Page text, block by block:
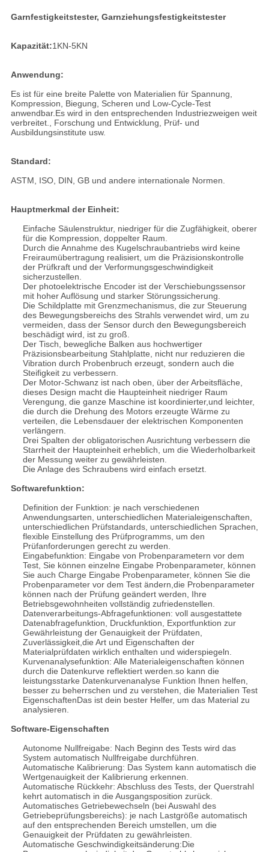
Garnfestigkeitstester, Garnziehungsfestigkeitstester
Kapazität:1KN-5KN
Anwendung:
Es ist für eine breite Palette von Materialien für Spannung,
Kompression, Biegung, Scheren und Low-Cycle-Test
anwendbar.Es wird in den entsprechenden Industriezweigen weit
verbreitet., Forschung und Entwicklung, Prüf- und
Ausbildungsinstitute usw.
Standard:
ASTM, ISO, DIN, GB und andere internationale Normen.
Hauptmerkmal der Einheit:
Einfache Säulenstruktur, niedriger für die Zugfähigkeit, oberer
für die Kompression, doppelter Raum.
Durch die Annahme des Kugelschraubantriebs wird keine
Freiraumübertragung realisiert, um die Präzisionskontrolle
der Prüfkraft und der Verformungsgeschwindigkeit
sicherzustellen.
Der photoelektrische Encoder ist der Verschiebungssensor
mit hoher Auflösung und starker Störungssicherung.
Die Schildplatte mit Grenzmechanismus, die zur Steuerung
des Bewegungsbereichs des Strahls verwendet wird, um zu
vermeiden, dass der Sensor durch den Bewegungsbereich
beschädigt wird, ist zu groß.
Der Tisch, bewegliche Balken aus hochwertiger
Präzisionsbearbeitung Stahlplatte, nicht nur reduzieren die
Vibration durch Probenbruch erzeugt, sondern auch die
Steifigkeit zu verbessern.
Der Motor-Schwanz ist nach oben, über der Arbeitsfläche,
dieses Design macht die Haupteinheit niedriger Raum
Verengung, die ganze Maschine ist koordinierter,und leichter,
die durch die Drehung des Motors erzeugte Wärme zu
verteilen, die Lebensdauer der elektrischen Komponenten
verlängern.
Drei Spalten der obligatorischen Ausrichtung verbessern die
Starrheit der Haupteinheit erheblich, um die Wiederholbarkeit
der Messung weiter zu gewährleisten.
Die Anlage des Schraubens wird einfach ersetzt.
Softwarefunktion:
Definition der Funktion: je nach verschiedenen
Anwendungsarten, unterschiedlichen Materialeigenschaften,
unterschiedlichen Prüfstandards, unterschiedlichen Sprachen,
flexible Einstellung des Prüfprogramms, um den
Prüfanforderungen gerecht zu werden.
Eingabefunktion: Eingabe von Probenparametern vor dem
Test, Sie können einzelne Eingabe Probenparameter, können
Sie auch Charge Eingabe Probenparameter, können Sie die
Probenparameter vor dem Test ändern,die Probenparameter
können nach der Prüfung geändert werden, Ihre
Betriebsgewohnheiten vollständig zufriedenstellen.
Datenverarbeitungs-Abfragefunktionen: voll ausgestattete
Datenabfragefunktion, Druckfunktion, Exportfunktion zur
Gewährleistung der Genauigkeit der Prüfdaten,
Zuverlässigkeit,die Art und Eigenschaften der
Materialprüfdaten wirklich enthalten und widerspiegeln.
Kurvenanalysefunktion: Alle Materialeigenschaften können
durch die Datenkurve reflektiert werden.so kann die
leistungsstarke Datenkurvenanalyse Funktion Ihnen helfen,
besser zu beherrschen und zu verstehen, die Materialien Test
EigenschaftenDas ist dein bester Helfer, um das Material zu
analysieren.
Software-Eigenschaften
Autonome Nullfreigabe: Nach Beginn des Tests wird das
System automatisch Nullfreigabe durchführen.
Automatische Kalibrierung: Das System kann automatisch die
Wertgenauigkeit der Kalibrierung erkennen.
Automatische Rückkehr: Abschluss des Tests, der Querstrahl
kehrt automatisch in die Ausgangsposition zurück.
Automatisches Getriebewechseln (bei Auswahl des
Getriebeprüfungsbereichs): je nach Lastgröße automatisch
auf den entsprechenden Bereich umstellen, um die
Genauigkeit der Prüfdaten zu gewährleisten.
Automatische Geschwindigkeitsänderung:Die